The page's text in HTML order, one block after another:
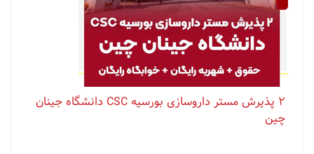
۲ پذیرش مستر داروسازی بورسیه CSC دانشگاه جینان
چین